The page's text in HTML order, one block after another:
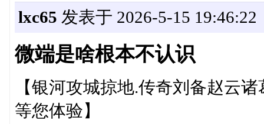
lxc65 发表于 2026-5-15 19:46:22
微端是啥根本不认识
【银河攻城掠地.传奇刘备赵云
等您体验】